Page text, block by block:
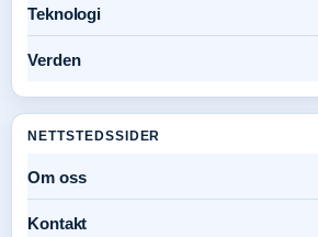
Teknologi
Verden
NETTSTEDSSIDER
Om oss
Kontakt